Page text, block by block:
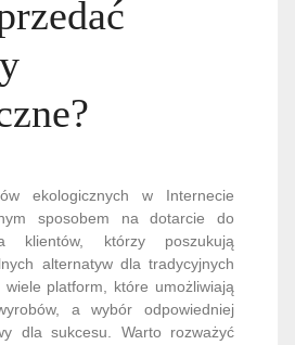
ekologicznych w Internecie
sposobem na dotarcie do
klientów, którzy poszukują
alternatyw dla tradycyjnych
wiele platform, które umożliwiają
a wybór odpowiedniej
dla sukcesu. Warto rozważyć